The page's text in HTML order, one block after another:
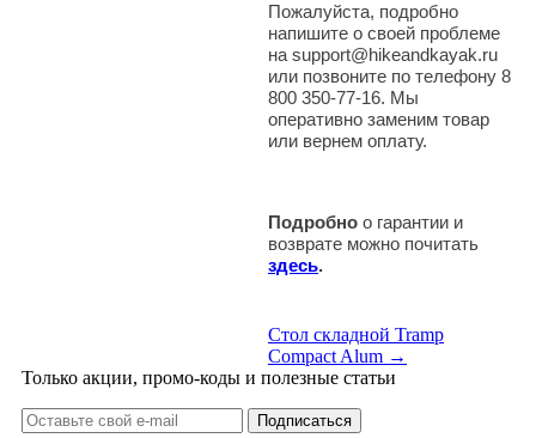
Пожалуйста, подробно
напишите о своей проблеме
на support@hikeandkayak.ru
или позвоните по телефону 8
800 350-77-16. Мы
оперативно заменим товар
или вернем оплату.
Подробно о гарантии и
возврате можно почитать
здесь.
Стол складной Tramp
Compact Alum →
Только акции, промо-коды и полезные статьи